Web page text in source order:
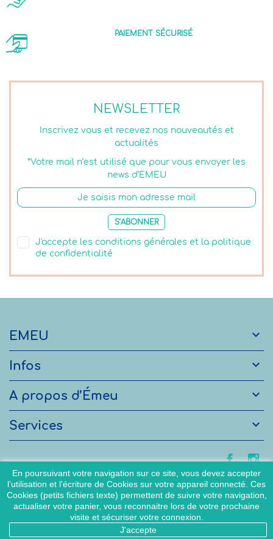
NEWSLETTER
Inscrivez vous et recevez nos nouveautés et
actualités
*Votre mail n’est utilisé que pour vous envoyer les
news d’EMEU
S’ABONNER
J'accepte les conditions générales et la politique
de confidentialité
PAIEMENT SÉCURISÉ
EMEU 
Infos 
A propos d’Émeu 
Services 
En poursuivant votre navigation sur ce site, vous devez accepter
l’utilisation et l'écriture de Cookies sur votre appareil connecté. Ces
Cookies (petits fichiers texte) permettent de suivre votre navigation,
actualiser votre panier, vous reconnaitre lors de votre prochaine
visite et sécuriser votre connexion.
J'accepte
2022 Copyright (C) par Emeu